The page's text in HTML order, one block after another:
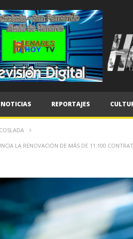
NOTICIAS REPORTAJES
COSLADA
LA RENOVACIÓN DE MÁS DE 11.100